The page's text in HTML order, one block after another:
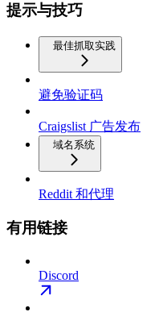
提示与技巧
最佳抓取实践
避免验证码
Craigslist 广告发布
域名系统
Reddit 和代理
有用链接
Discord